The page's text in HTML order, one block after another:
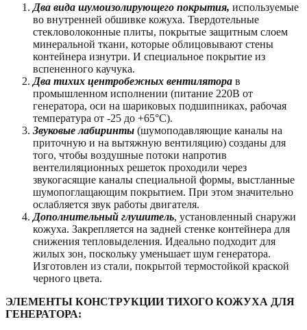
Два вида шумоизолирующего покрытия, используемые
во внутренней обшивке кожуха. Твердотельные
стекловолоконные плиты, покрытые защитным слоем
минеральной ткани, которые облицовывают стены
контейнера изнутри. И специальное покрытие из
вспененного каучука.
Два тихих центробежных вентилятора в
промышленном исполнении (питание 220В от
генератора, оси на шариковых подшипниках, рабочая
температура от -25 до +65°C).
Звуковые лабиринты (шумоподавляющие каналы на
приточную и на вытяжную вентиляцию) созданы для
того, чтобы воздушные потоки напротив
вентелиляционных решеток проходили через
звукогасящие каналы специальной формы, выстланные
шумопоглащающим покрытием. При этом значительно
ослабляется звук работы двигателя.
Дополнительный глушитель, установленный снаружи
кожуха. Закрепляется на задней стенке контейнера для
снижения тепловыделения. Идеально подходит для
жилых зон, поскольку уменьшает шум генератора.
Изготовлен из стали, покрытой термостойкой краской
черного цвета.
ЭЛЕМЕНТЫ КОНСТРУКЦИИ ТИХОГО КОЖУХА ДЛЯ
ГЕНЕРАТОРА: